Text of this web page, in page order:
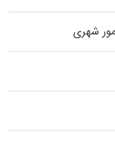
شهری